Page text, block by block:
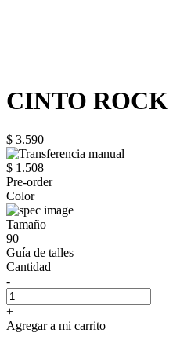
CINTO ROCK
$ 3.590
$ 1.508
Pre-order
Color
Tamaño
90
Guía de talles
Cantidad
-
+
Agregar a mi carrito